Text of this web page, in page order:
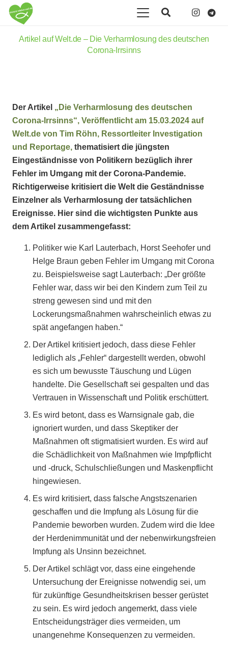
Artikel auf Welt.de – Die Verharmlosung des deutschen
Corona-Irrsinns
Der Artikel „Die Verharmlosung des deutschen
Corona-Irrsinns“, Veröffentlicht am 15.03.2024 auf
Welt.de von Tim Röhn, Ressortleiter Investigation
und Reportage, thematisiert die jüngsten
Eingeständnisse von Politikern bezüglich ihrer
Fehler im Umgang mit der Corona-Pandemie.
Richtigerweise kritisiert die Welt die Geständnisse
Einzelner als Verharmlosung der tatsächlichen
Ereignisse. Hier sind die wichtigsten Punkte aus
dem Artikel zusammengefasst:
Politiker wie Karl Lauterbach, Horst Seehofer und
Helge Braun geben Fehler im Umgang mit Corona
zu. Beispielsweise sagt Lauterbach: „Der größte
Fehler war, dass wir bei den Kindern zum Teil zu
streng gewesen sind und mit den
Lockerungsmaßnahmen wahrscheinlich etwas zu
spät angefangen haben.“
Der Artikel kritisiert jedoch, dass diese Fehler
lediglich als „Fehler“ dargestellt werden, obwohl
es sich um bewusste Täuschung und Lügen
handelte. Die Gesellschaft sei gespalten und das
Vertrauen in Wissenschaft und Politik erschüttert.
Es wird betont, dass es Warnsignale gab, die
ignoriert wurden, und dass Skeptiker der
Maßnahmen oft stigmatisiert wurden. Es wird auf
die Schädlichkeit von Maßnahmen wie Impfpflicht
und -druck, Schulschließungen und Maskenpflicht
hingewiesen.
Es wird kritisiert, dass falsche Angstszenarien
geschaffen und die Impfung als Lösung für die
Pandemie beworben wurden. Zudem wird die Idee
der Herdenimmunität und der nebenwirkungsfreien
Impfung als Unsinn bezeichnet.
Der Artikel schlägt vor, dass eine eingehende
Untersuchung der Ereignisse notwendig sei, um
für zukünftige Gesundheitskrisen besser gerüstet
zu sein. Es wird jedoch angemerkt, dass viele
Entscheidungsträger dies vermeiden, um
unangenehme Konsequenzen zu vermeiden.